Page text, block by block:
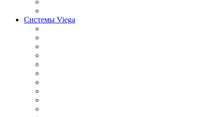
Системы Viega